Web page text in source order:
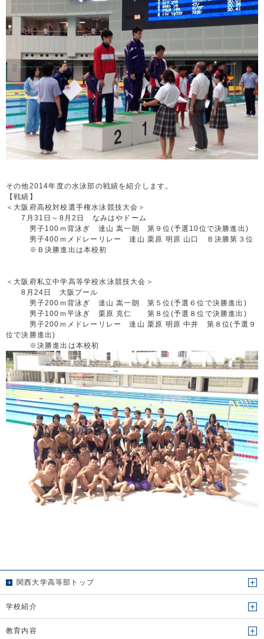
その他2014年度の水泳部の戦績を紹介します。
【戦績】
＜大阪府高校対校選手権水泳競技大会＞
7月31日～8月2日 なみはやドーム
男子100ｍ背泳ぎ 達山 嵩一朗 第９位(予選10位で決勝進出)
男子400ｍメドレーリレー 達山 栗原 明原 山口 Ｂ決勝第３位
※Ｂ決勝進出は本校初
＜大阪府私立中学高等学校水泳競技大会＞
8月24日 大阪プール
男子200ｍ背泳ぎ 達山 嵩一朗 第５位(予選６位で決勝進出)
男子100ｍ平泳ぎ 栗原 克仁 第８位(予選８位で決勝進出)
男子200ｍメドレーリレー 達山 栗原 明原 中井 第８位(予選９
位で決勝進出)
※決勝進出は本校初
関西大学高等部トップ
学校紹介
教育内容